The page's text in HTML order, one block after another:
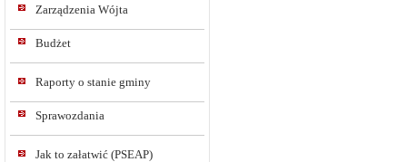
Zarządzenia Wójta
Budżet
Raporty o stanie gminy
Sprawozdania
Jak to załatwić (PSEAP)